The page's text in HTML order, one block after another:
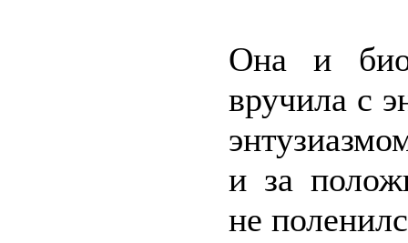
Она и
вручила с
и за
не